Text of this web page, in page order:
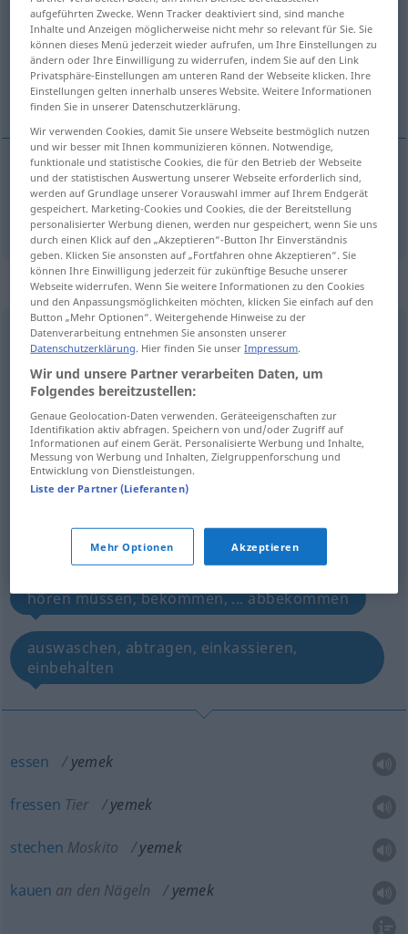
Übersicht aller Übersetzungen
(Für mehr Details die Übersetzung anklicken/antippen)
Essen
Essen N yemek
„yemek“: geçişli fiil | geçişsiz fiil
yemekv/t&v/i <yer>
Übersicht aller Übersetzungen
(Für mehr Details die Übersetzung anklicken/antippen)
essen, fressen, stechen, kauen
jemanden ruinieren, an jemandem zehren,
fressen, zerfressen
durchbringen
hören müssen, bekommen, ... abbekommen
auswaschen, abtragen, einkassieren,
einbehalten
essen yemek
fressen Tier yemek
stechen Moskito yemek
kauen an den Nägeln yemek
aufgeführten Zwecke. Wenn Tracker deaktiviert sind, sind manche
Inhalte und Anzeigen möglicherweise nicht mehr so relevant für Sie. Sie
können dieses Menü jederzeit wieder aufrufen, um Ihre Einstellungen zu
ändern oder Ihre Einwilligung zu widerrufen, indem Sie auf den Link
Privatsphäre-Einstellungen am unteren Rand der Webseite klicken. Ihre
Einstellungen gelten innerhalb unseres Website. Weitere Informationen
finden Sie in unserer Datenschutzerklärung.
Wir verwenden Cookies, damit Sie unsere Webseite bestmöglich nutzen
und wir besser mit Ihnen kommunizieren können. Notwendige,
funktionale und statistische Cookies, die für den Betrieb der Webseite
und der statistischen Auswertung unserer Webseite erforderlich sind,
werden auf Grundlage unserer Vorauswahl immer auf Ihrem Endgerät
gespeichert. Marketing-Cookies und Cookies, die der Bereitstellung
personalisierter Werbung dienen, werden nur gespeichert, wenn Sie uns
durch einen Klick auf den „Akzeptieren“-Button Ihr Einverständnis
geben. Klicken Sie ansonsten auf „Fortfahren ohne Akzeptieren“. Sie
können Ihre Einwilligung jederzeit für zukünftige Besuche unserer
Webseite widerrufen. Wenn Sie weitere Informationen zu den Cookies
und den Anpassungsmöglichkeiten möchten, klicken Sie einfach auf den
Button „Mehr Optionen“. Weitergehende Hinweise zu der
Datenverarbeitung entnehmen Sie ansonsten unserer
Datenschutzerklärung. Hier finden Sie unserImpressum.
Wir und unsere Partner verarbeiten Daten, um
Folgendes bereitzustellen:
Genaue Geolocation-Daten verwenden. Geräteeigenschaften zur
Identifikation aktiv abfragen. Speichern von und/oder Zugriff auf
Informationen auf einem Gerät. Personalisierte Werbung und Inhalte,
Messung von Werbung und Inhalten, Zielgruppenforschung und
Entwicklung von Dienstleistungen.
Liste der Partner (Lieferanten)
Mehr Optionen Akzeptieren